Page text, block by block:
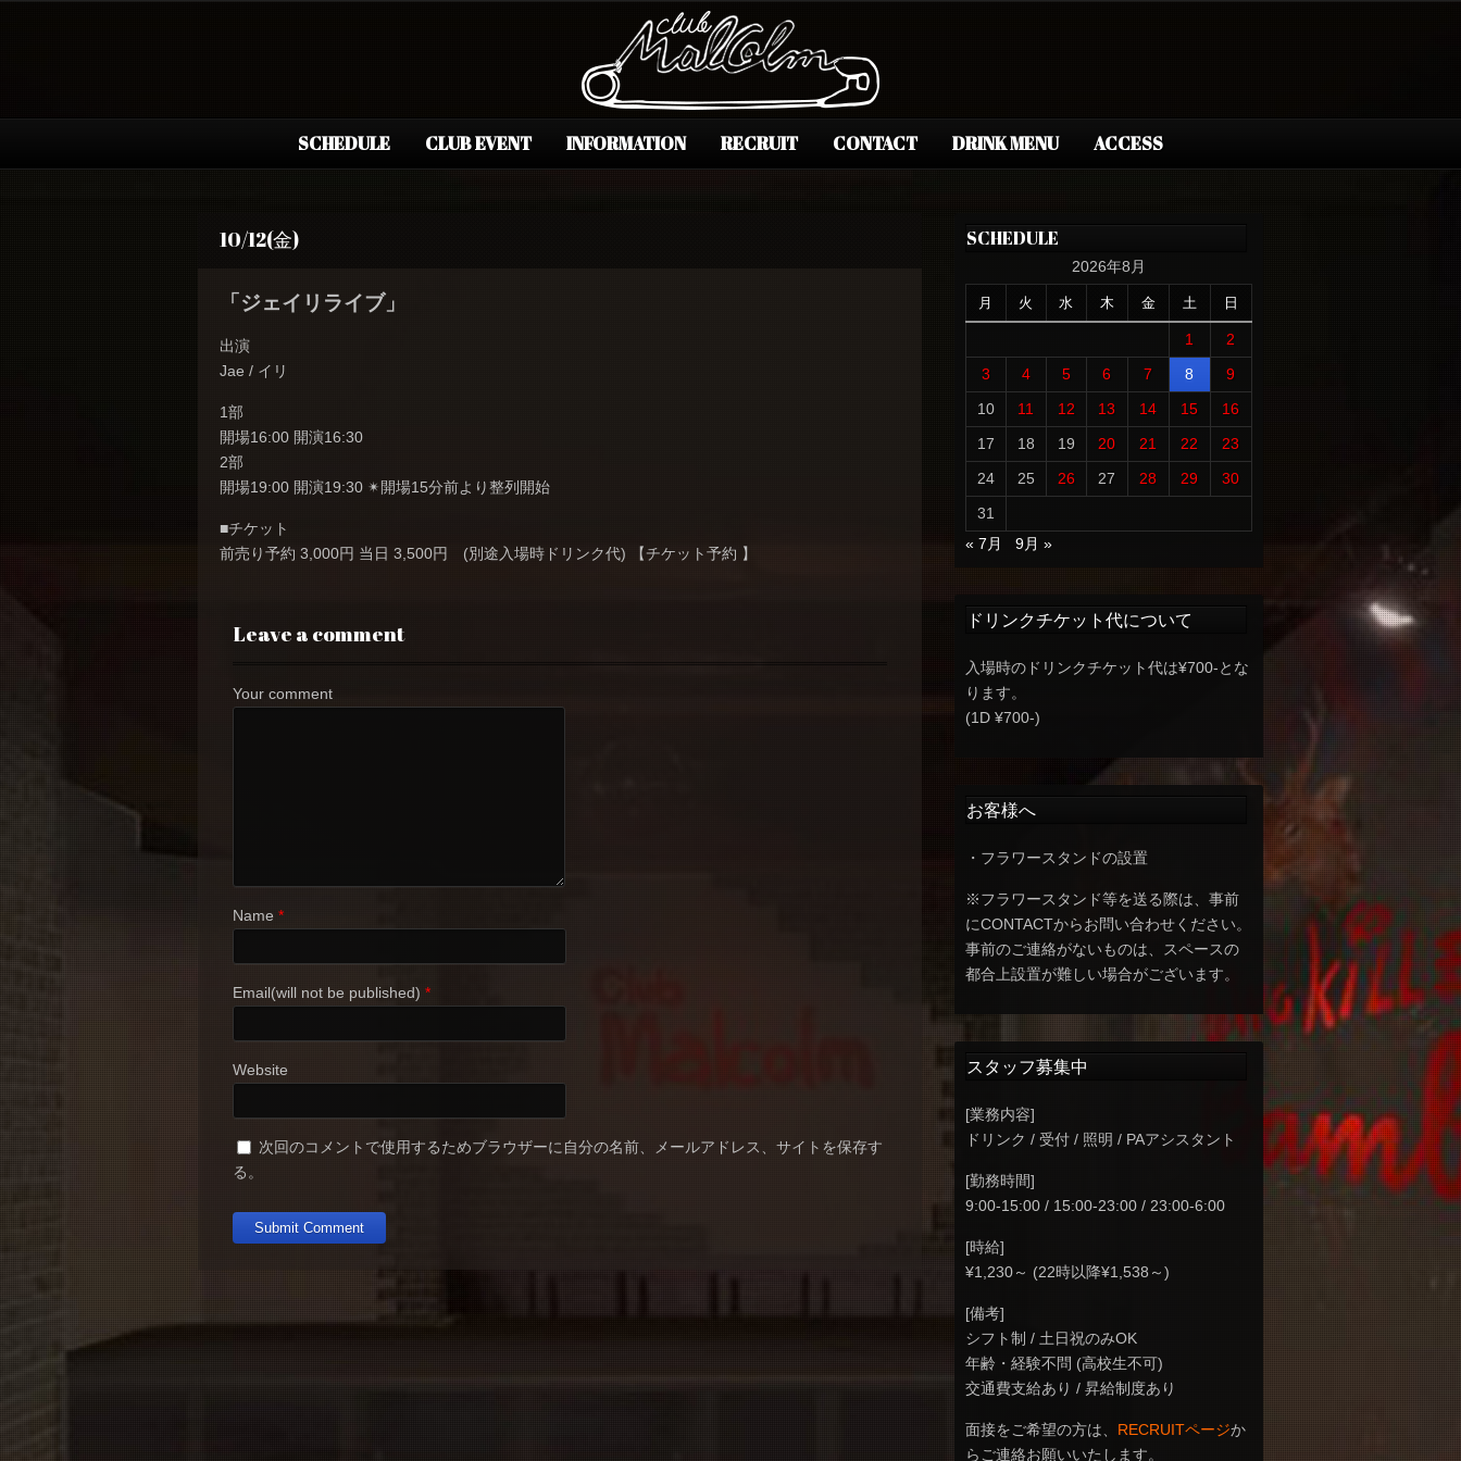
SCHEDULE CLUB EVENT INFORMATION RECRUIT CONTACT DRINK MENU ACCESS
10/12(金)
「ジェイリライブ」
出演
Jae / イリ
1部
開場16:00 開演16:30
2部
開場19:00 開演19:30 ✴︎開場15分前より整列開始
■チケット
前売り予約 3,000円 当日 3,500円 (別途入場時ドリンク代) 【チケット予約 】
Leave a comment
Your comment
Name *
Email(will not be published) *
Website
次回のコメントで使用するためブラウザーに自分の名前、メールアドレス、サイトを保存す
る。
SCHEDULE
2026年8月
月 火 水 木 金 土 日
1
2
3
4 5 6 7 8
9
10
11 12 13 14 15
16
17
18 19 20 21 22
23
24
25 26 27 28 29
30
31
« 7月
9月 »
ドリンクチケット代について
入場時のドリンクチケット代は¥700-とな
ります。
(1D ¥700-)
お客様へ
・フラワースタンドの設置
※フラワースタンド等を送る際は、事前
にCONTACTからお問い合わせください。
事前のご連絡がないものは、スペースの
都合上設置が難しい場合がございます。
スタッフ募集中
[業務内容]
ドリンク / 受付 / 照明 / PAアシスタント
[勤務時間]
9:00-15:00 / 15:00-23:00 / 23:00-6:00
[時給]
¥1,230～ (22時以降¥1,538～)
[備考]
シフト制 / 土日祝のみOK
年齢・経験不問 (高校生不可)
交通費支給あり / 昇給制度あり
面接をご希望の方は、 RECRUITページか
らご連絡お願いいたします。